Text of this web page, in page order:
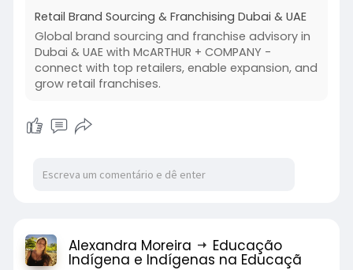
help you.
https://mcarthurcompany.com/re....tail-brand-
sourcing-
Retail Brand Sourcing & Franchising Dubai & UAE
Global brand sourcing and franchise advisory in
Dubai & UAE with McARTHUR + COMPANY -
connect with top retailers, enable expansion, and
grow retail franchises.
Alexandra Moreira Educação
Indígena e Indígenas na Educaçã